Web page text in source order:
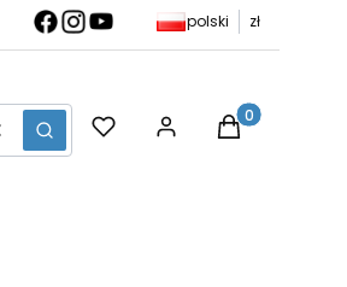
polski zł
Szukaj Produkty w